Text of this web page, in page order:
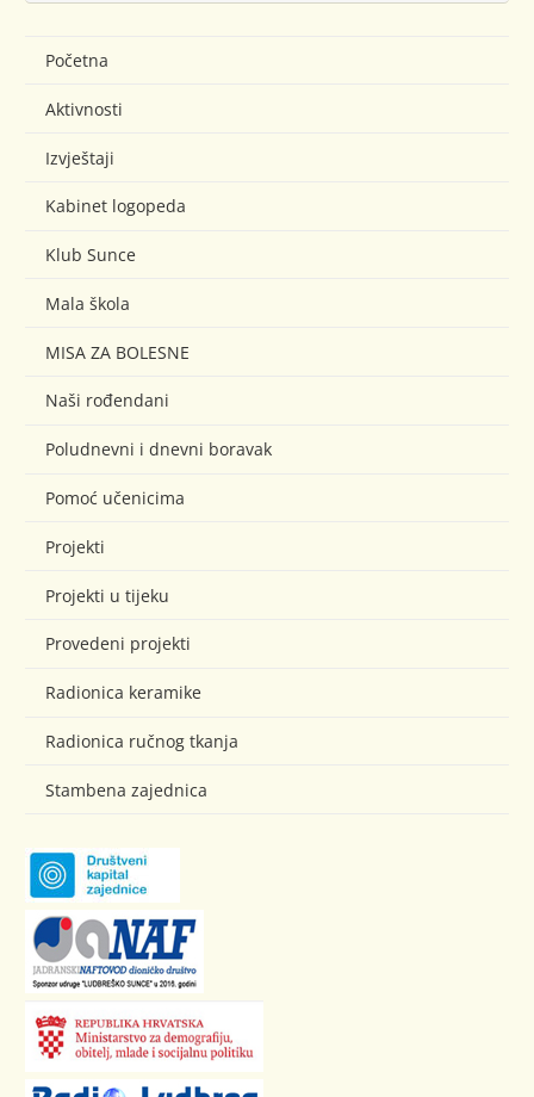
Početna
Aktivnosti
Izvještaji
Kabinet logopeda
Klub Sunce
Mala škola
MISA ZA BOLESNE
Naši rođendani
Poludnevni i dnevni boravak
Pomoć učenicima
Projekti
Projekti u tijeku
Provedeni projekti
Radionica keramike
Radionica ručnog tkanja
Stambena zajednica